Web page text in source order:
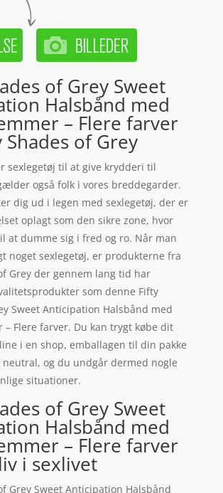
of Grey Sweet
Halsbånd med
– Flere farver
of Grey
sexlegetøj til at give krydderi til
også folk i vores breddegarder.
dig ud i legen med sexlegetøj, der er
oplagt som den sikre zone, hvor
at dumme sig i fred og ro. Når man
noget sexlegetøj, er produkterne fra
Grey der gennem lang tid har
som denne Fifty
Sweet Anticipation Halsbånd med
– Flere farver. Du kan trygt købe dit
i en shop, emballagen til din pakke
og du undgår dermed nogle
situationer.
of Grey Sweet
Halsbånd med
– Flere farver
i sexlivet
Grey Sweet Anticipation Halsbånd